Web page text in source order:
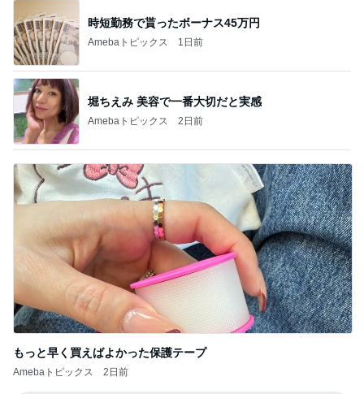
時短勤務で貰ったボーナス45万円
Amebaトピックス 1日前
堀ちえみ 美容で一番大切だと実感
Amebaトピックス 2日前
もっと早く買えばよかった保護テープ
Amebaトピックス 2日前